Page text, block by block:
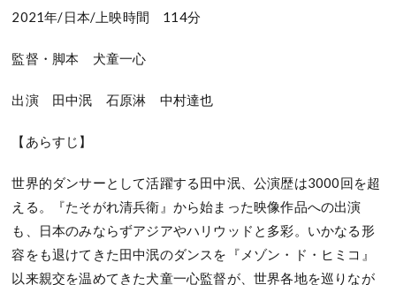
2021年/日本/ 上映時間 114分
監督・脚本 犬童一心
出演 田中泯 石原淋 中村達也
【あらすじ】
世界的ダンサーとして活躍する田中泯、公演歴は3000回を超
える。『たそがれ清兵衛』から始まった映像作品への出演
も、日本のみならずアジアやハリウッドと多彩。いかなる形
容をも退けてきた田中泯のダンスを『メゾン・ド・ヒミコ』
以来親交を温めてきた犬童一心監督が、世界各地を巡りなが